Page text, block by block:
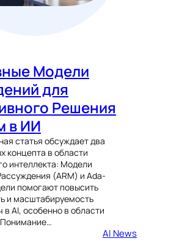
Модели
для
Решения
в ИИ
статья обсуждает два
концепта в области
интеллекта: Модели
(ARM) и Ada-
помогают повысить
и масштабируемость
в AI, особенно в области
AI News